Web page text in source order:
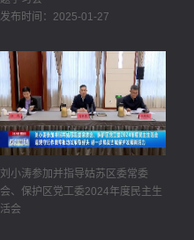
发布时间：2025-01-27
刘小涛参加并指导姑苏区委常委
会、保护区党工委2024年度民主生
活会